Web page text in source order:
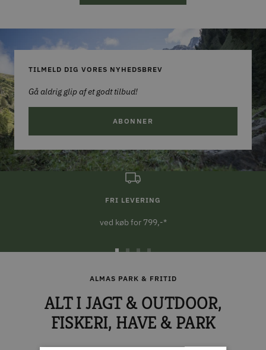
TILMELD DIG VORES NYHEDSBREV
Gå aldrig glip af et godt tilbud!
ABONNER
FRI LEVERING
ved køb for 799,-*
1
2
4
ALMAS PARK & FRITID
ALT I JAGT & OUTDOOR,
FISKERI, HAVE & PARK